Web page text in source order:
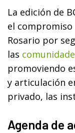
La edición de
el compromiso
Rosario por
las
promoviendo
y articulación
privado, las
Agenda de